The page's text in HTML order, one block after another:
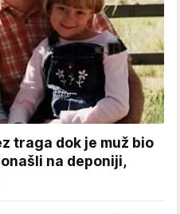
traga dok je muž bio
na deponiji,